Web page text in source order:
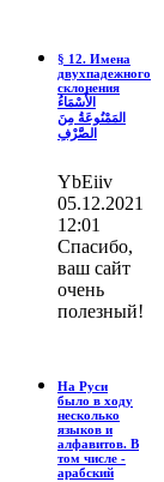
§ 12. Имена
двухпадежного
склонения
الأَسْمَاءُ
المَمْنُوعَةُ مِنَ
الصَّرْفِ
YbEiiv
05.12.2021
12:01
Спасибо,
ваш сайт
очень
полезный!
На Руси
было в ходу
несколько
языков и
алфавитов. В
том числе -
арабский